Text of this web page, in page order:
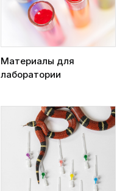
Материалы для
лаборатории